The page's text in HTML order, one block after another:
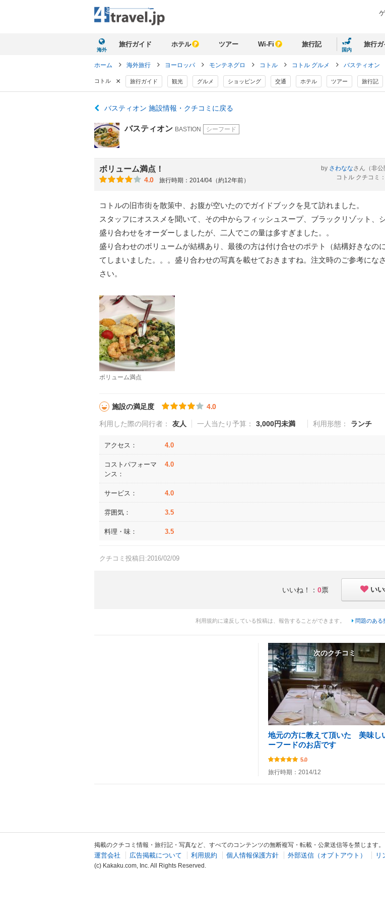
海外
旅行ガイド ホテル ツアー Wi-Fi 旅行記
国内
旅行ガ
ホーム 海外旅行 ヨーロッパ モンテネグロ コトル コトル グルメ バスティオン
コトル × 旅行ガイド 観光 グルメ ショッピング 交通 ホテル ツアー 旅行記
バスティオン 施設情報・クチコミに戻る
バスティオン BASTION シーフード
ボリューム満点！
4.0 旅行時期：2014/04（約12年前）
by さわななさん （非公
コトル クチコミ
コトルの旧市街を散策中、お腹が空いたのでガイドブックを見て訪れました。
スタッフにオススメを聞いて、その中からフィッシュスープ、ブラックリゾット、
盛り合わせをオーダーしましたが、二人でこの量は多すぎました。。
盛り合わせのボリュームが結構あり、最後の方は付け合せのポテト（結構好きなの
てしまいました。。。盛り合わせの写真を載せておきますね。注文時のご参考にな
さい。
ボリューム満点
施設の満足度 4.0
利用した際の同行者： 友人 一人当たり予算： 3,000円未満 利用形態： ランチ
アクセス： 4.0
コストパフォーマ
ンス：
4.0
サービス： 4.0
雰囲気： 3.5
料理・味： 3.5
クチコミ投稿日:2016/02/09
いいね！： 0票 いい
利用規約に違反している投稿は、報告することができます。 問題のある
次のクチコミ
地元の方に教えて頂いた 美味し
ーフードのお店です
5.0
旅行時期：2014/12
掲載のクチコミ情報・旅行記・写真など、すべてのコンテンツの無断複写・転載・公衆送信等を禁じます。
運営会社 広告掲載について 利用規約 個人情報保護方針 外部送信（オプトアウト） リ
(c) Kakaku.com, Inc. All Rights Reserved.